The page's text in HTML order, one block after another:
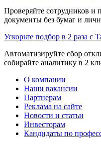
Проверяйте сотрудников и
документы без бумаг и
Ускорьте подбор в 2 раза с
Автоматизируйте сбор
собирайте аналитику в 2
О компании
Наши вакансии
Партнерам
Реклама на сайте
Новости и статьи
Инвесторам
Кандидаты по